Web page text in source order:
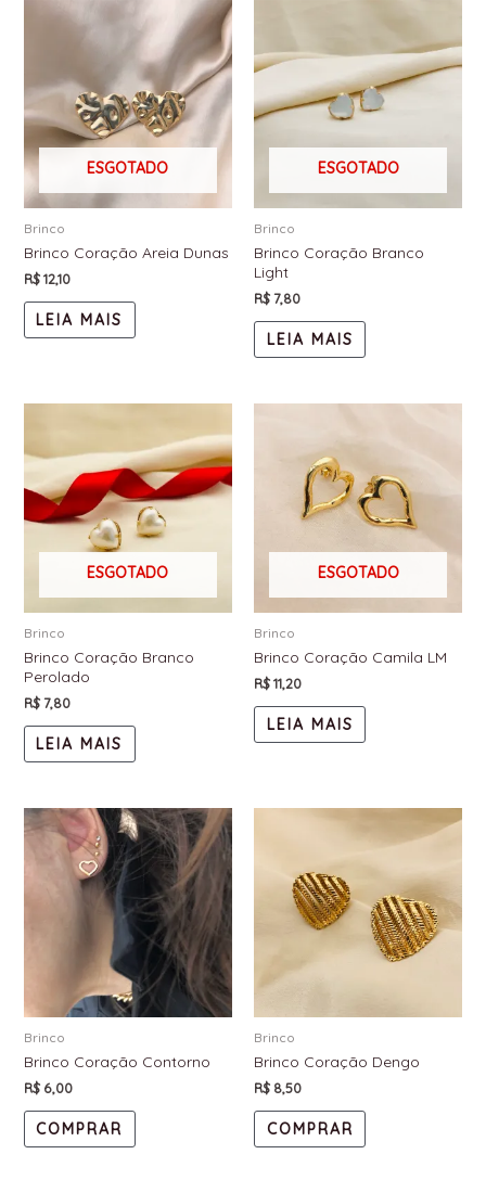
ESGOTADO
Brinco
Brinco Coração Areia Dunas
R$12,10
LEIA MAIS
ESGOTADO
Brinco
Brinco Coração Branco
Light
R$7,80
LEIA MAIS
ESGOTADO
Brinco
Brinco Coração Branco
Perolado
R$7,80
LEIA MAIS
ESGOTADO
Brinco
Brinco Coração Camila LM
R$11,20
LEIA MAIS
Brinco
Brinco Coração Contorno
R$6,00
COMPRAR
Brinco
Brinco Coração Dengo
R$ 8,50
COMPRAR